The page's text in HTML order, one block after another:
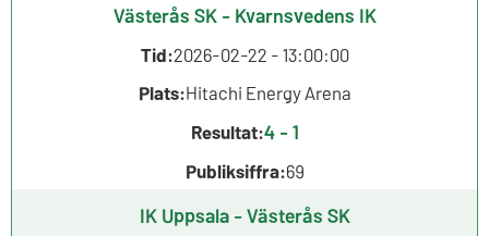
Västerås SK - Kvarnsvedens IK
Tid:2026-02-22 - 13:00:00
Plats:Hitachi Energy Arena
Resultat:4 - 1
Publiksiffra:69
IK Uppsala - Västerås SK